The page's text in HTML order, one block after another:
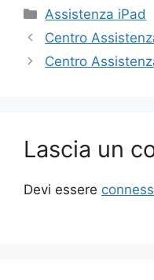
Categorie
Assistenza iPad
Centro
Centro
Lascia un
Devi essere